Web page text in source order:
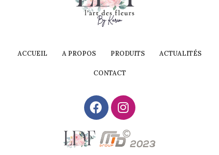
ACCUEIL A PROPOS PRODUITS ACTUALITÉS
CONTACT